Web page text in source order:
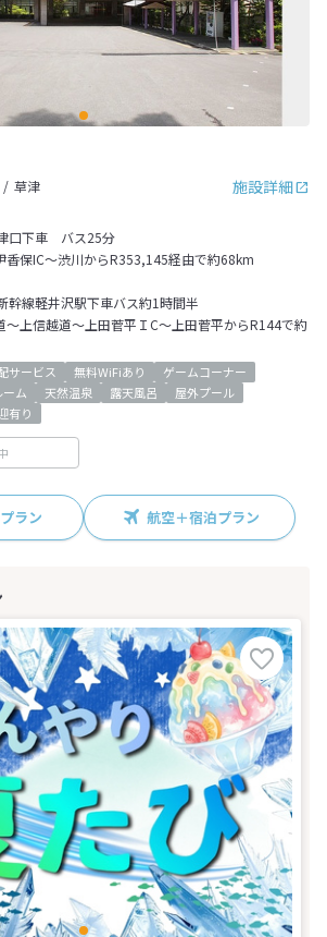
施設詳細
草津
口下車 バス25分
香保IC～渋川からR353,145経由で約68km
幹線軽井沢駅下車バス約1時間半
上信越道～上田菅平ＩC～上田菅平からR144で約
サービス 無料WiFiあり
ゲームコーナー
ーム 天然温泉 露天風呂
屋外プール
有り
ラン 航空＋宿泊プラン